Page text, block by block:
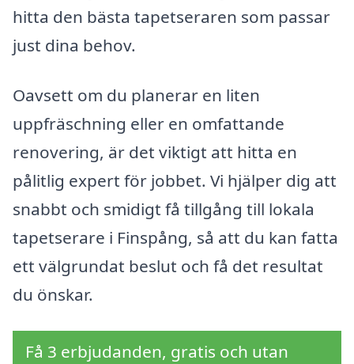
hitta den bästa tapetseraren som passar
just dina behov.
Oavsett om du planerar en liten
uppfräschning eller en omfattande
renovering, är det viktigt att hitta en
pålitlig expert för jobbet. Vi hjälper dig att
snabbt och smidigt få tillgång till lokala
tapetserare i Finspång, så att du kan fatta
ett välgrundat beslut och få det resultat
du önskar.
Få 3 erbjudanden, gratis och utan